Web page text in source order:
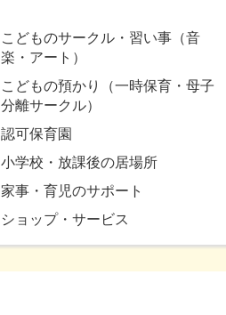
こどものサークル・習い事（音
楽・アート）
こどもの預かり（一時保育・母子
分離サークル）
認可保育園
小学校・放課後の居場所
家事・育児のサポート
ショップ・サービス